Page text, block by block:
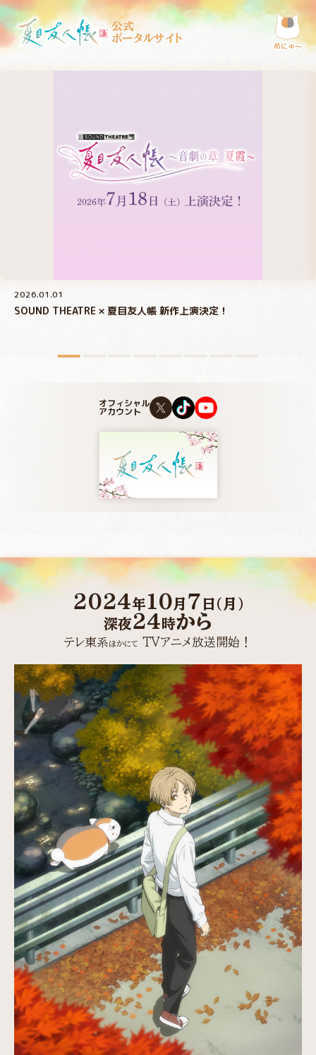
公式
ポータルサイト
めにゅ〜
2026.01.01
SOUND THEATRE × 夏目友人帳 新作上演決定！
オフィシャル
アカウント
2024年 10 月 7 日(月)
深夜24時から
テレ東系ほかにて TVアニメ放送開始！